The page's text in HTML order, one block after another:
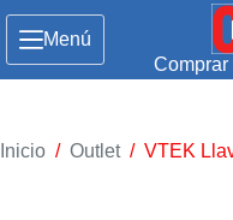
Menú
Comprar
Inicio / Outlet / VTEK